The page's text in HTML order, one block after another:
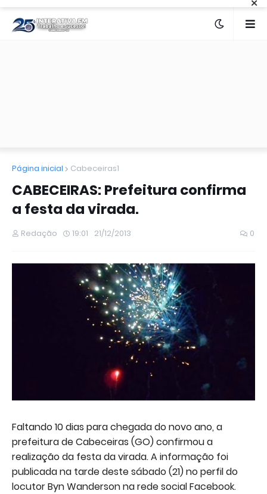
Página inicial Cabeceiras1
CABECEIRAS: Prefeitura confirma
a festa da virada.
Redação 19:01 21/12/2013 0
Faltando 10 dias para chegada do novo ano, a
prefeitura de Cabeceiras (GO) confirmou a
realização da festa da virada. A informação foi
publicada na tarde deste sábado (21) no perfil do
locutor Byn Wanderson na rede social Facebook.